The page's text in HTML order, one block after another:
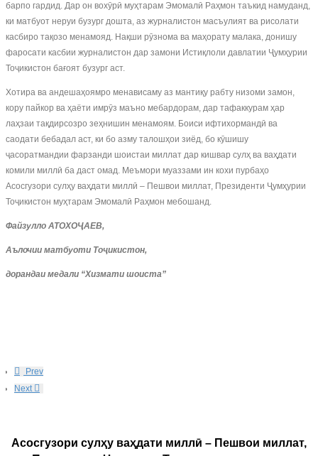
барпо гардид. Дар он вохӯрӣ муҳтарам Эмомалӣ Раҳмон таъкид намуданд,
ки матбуот неруи бузург дошта, аз журналистон масъулият ва рисолати
касбиро тақозо менамояд. Нақши рӯзнома ва маҳорату малака, донишу
фаросати касбии журналистон дар замони Истиқлоли давлатии Ҷумҳурии
Тоҷикистон бағоят бузург аст.
Хотира ва андешаҳоямро менависаму аз мантиқу рабту низоми замон,
кору пайкор ва ҳаёти имрӯз маъно мебардорам, дар тафаккурам ҳар
лаҳзаи тақдирсозро зеҳнишин менамоям. Боиси ифтихормандӣ ва
саодати бебадал аст, ки бо азму талошҳои зиёд, бо кӯшишу
ҷасоратмандии фарзанди шоистаи миллат дар кишвар сулҳ ва ваҳдати
комили миллӣ ба даст омад. Меъмори муаззами ин кохи пурбаҳо
Асосгузори сулҳу ваҳдати миллӣ – Пешвои миллат, Президенти Ҷумҳурии
Тоҷикистон муҳтарам Эмомалӣ Раҳмон мебошанд.
Файзулло АТОХОҶАЕВ,
Аълочии матбуоти Тоҷикистон,
дорандаи медали “Хизмати шоиста”
Prev
Next
Асосгузори сулҳу ваҳдати миллӣ – Пешвои миллат,